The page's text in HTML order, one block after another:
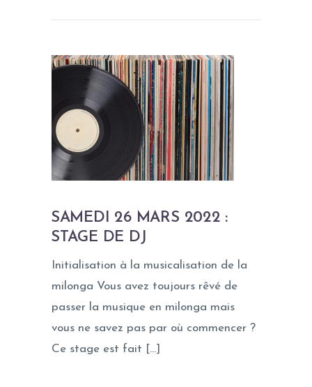
SAMEDI 26 MARS 2022 :
STAGE DE DJ
Initialisation à la musicalisation de la
milonga Vous avez toujours rêvé de
passer la musique en milonga mais
vous ne savez pas par où commencer ?
Ce stage est fait […]